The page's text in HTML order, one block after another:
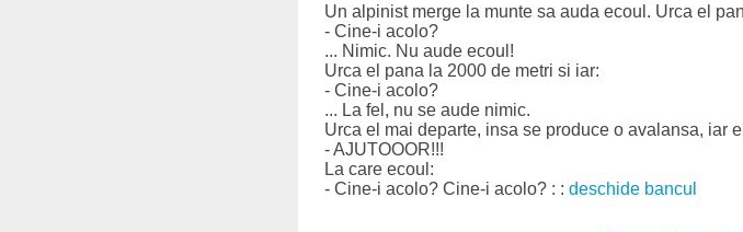
Un alpinist merge la munte sa auda ecoul. Urca el
- Cine-i acolo?
... Nimic. Nu aude ecoul!
Urca el pana la 2000 de metri si iar:
- Cine-i acolo?
... La fel, nu se aude nimic.
Urca el mai departe, insa se produce o avalansa, iar
- AJUTOOOR!!!
La care ecoul:
- Cine-i acolo? Cine-i acolo? : : deschide bancul